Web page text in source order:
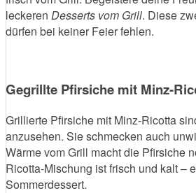
leckeren Desserts vom Grill. Diese
dürfen bei keiner Feier fehlen.
Gegrillte Pfirsiche mit Minz-
Grillierte Pfirsiche mit Minz-Ricotta
anzusehen. Sie schmecken auch
Wärme vom Grill macht die Pfirsiche
Ricotta-Mischung ist frisch und kalt –
Sommerdessert.